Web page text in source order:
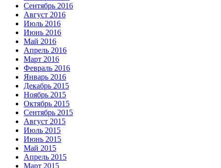
Сентябрь 2016
Август 2016
Июль 2016
Июнь 2016
Май 2016
Апрель 2016
Март 2016
Февраль 2016
Январь 2016
Декабрь 2015
Ноябрь 2015
Октябрь 2015
Сентябрь 2015
Август 2015
Июль 2015
Июнь 2015
Май 2015
Апрель 2015
Март 2015